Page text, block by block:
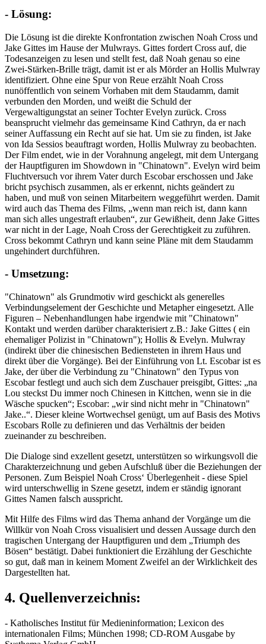
- Lösung:
Die Lösung ist die direkte Konfrontation zwischen Noah Cross und
Jake Gittes im Hause der Mulwrays. Gittes fordert Cross auf, die
Todesanzeigen zu lesen und stellt fest, daß Noah genau so eine
Zwei-Stärken-Brille trägt, damit ist er als Mörder an Hollis Mulwray
identifiziert. Ohne eine Spur von Reue erzählt Noah Cross
nunöffentlich von seinem Vorhaben mit dem Staudamm, damit
verbunden den Morden, und weißt die Schuld der
Vergewaltigungstat an seiner Tochter Evelyn zurück. Cross
beansprucht vielmehr das gemeinsame Kind Cathryn, da er nach
seiner Auffassung ein Recht auf sie hat. Um sie zu finden, ist Jake
von Ida Sessios beauftragt worden, Hollis Mulwray zu beobachten.
Der Film endet, wie in der Vorahnung angelegt, mit dem Untergang
der Hauptfiguren im Showdown in "Chinatown". Evelyn wird beim
Fluchtversuch vor ihrem Vater durch Escobar erschossen und Jake
bricht psychisch zusammen, als er erkennt, nichts geändert zu
haben, und muß von seinen Mitarbeitern weggeführt werden. Damit
wird auch das Thema des Films, „wenn man reich ist, dann kann
man sich alles ungestraft erlauben“, zur Gewißheit, denn Jake Gittes
war nicht in der Lage, Noah Cross der Gerechtigkeit zu zuführen.
Cross bekommt Cathryn und kann seine Pläne mit dem Staudamm
ungehindert durchführen.
- Umsetzung:
"Chinatown" als Grundmotiv wird geschickt als generelles
Verbindungselement der Geschichte und Metapher eingesetzt. Alle
Figuren – Nebenhandlungen habe irgendwie mit "Chinatown"
Kontakt und werden darüber charakterisiert z.B.: Jake Gittes ( ein
ehemaliger Polizist in "Chinatown"); Hollis & Evelyn. Mulwray
(indirekt über die chinesischen Bediensteten in ihrem Haus und
direkt über die Vorgänge). Bei der Einführung von Lt. Escobar ist es
Jake, der über die Verbindung zu "Chinatown" den Typus von
Escobar festlegt und auch sich dem Zuschauer preisgibt, Gittes: „na
Lou steckst Du immer noch Chinesen in Kittchen, wenn sie in die
Wäsche spucken“; Escobar: „wir sind nicht mehr in "Chinatown"
Jake..“. Dieser kleine Wortwechsel genügt, um auf Basis des Motivs
Escobars Rolle zu definieren und das Verhältnis der beiden
zueinander zu beschreiben.
Die Dialoge sind exzellent gesetzt, unterstützen so wirkungsvoll die
Charakterzeichnung und geben Aufschluß über die Beziehungen der
Personen. Zum Beispiel Noah Cross‘ Überlegenheit - diese Spiel
wird unterschwellig in Szene gesetzt, indem er ständig ignorant
Gittes Namen falsch ausspricht.
Mit Hilfe des Films wird das Thema anhand der Vorgänge um die
Willkür von Noah Cross visualisiert und dessen Aussage durch den
tragischen Untergang der Hauptfiguren und dem „Triumph des
Bösen“ bestätigt. Dabei funktioniert die Erzählung der Geschichte
so gut, daß man in keinem Moment Zweifel an der Wirklichkeit des
Dargestellten hat.
4. Quellenverzeichnis:
- Katholisches Institut für Medieninformation; Lexicon des
internationalen Films; München 1998; CD-ROM Ausgabe by